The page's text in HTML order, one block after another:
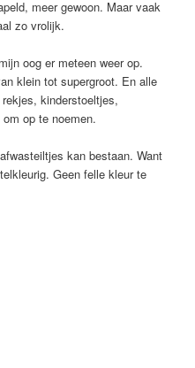
meer gewoon. Maar vaak
zo vrolijk.
oog er meteen weer op.
klein tot supergroot. En alle
kinderstoeltjes,
op te noemen.
kan bestaan. Want
Geen felle kleur te